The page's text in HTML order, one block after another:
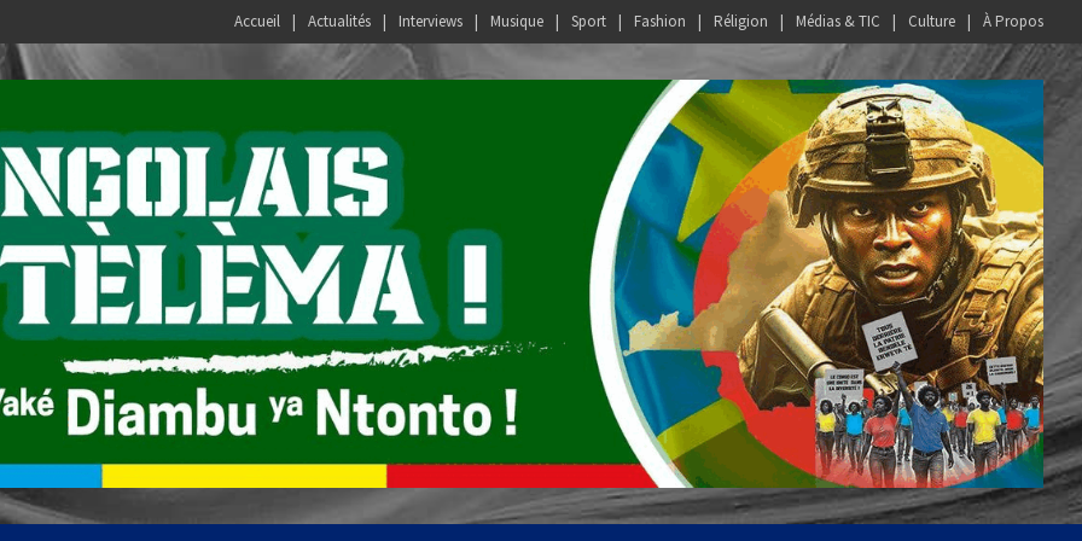
Accueil Actualités Interviews Musique Sport Fashion Réligion Médias & TIC Culture À Propos